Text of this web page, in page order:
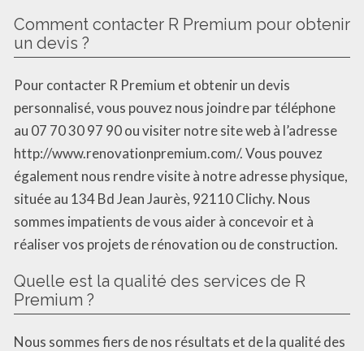
Comment contacter R Premium pour obtenir
un devis ?
Pour contacter R Premium et obtenir un devis
personnalisé, vous pouvez nous joindre par téléphone
au 07 70 30 97 90 ou visiter notre site web à l’adresse
http://www.renovationpremium.com/. Vous pouvez
également nous rendre visite à notre adresse physique,
située au 134 Bd Jean Jaurès, 92110 Clichy. Nous
sommes impatients de vous aider à concevoir et à
réaliser vos projets de rénovation ou de construction.
Quelle est la qualité des services de R
Premium ?
Nous sommes fiers de nos résultats et de la qualité des